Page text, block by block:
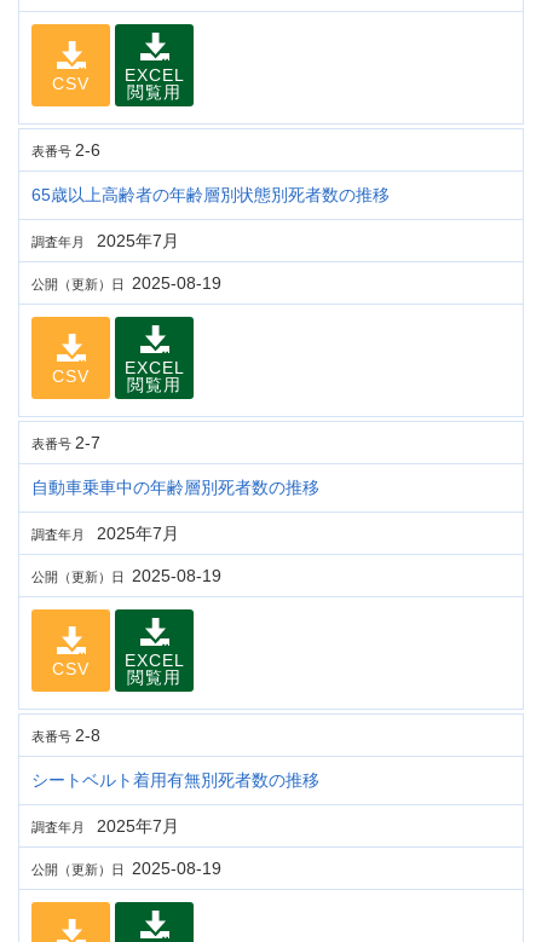
CSV
EXCEL
閲覧用
表番号 2-6
65歳以上高齢者の年齢層別状態別死者数の推移
調査年月 2025年7月
公開（更新）日 2025-08-19
CSV
EXCEL
閲覧用
表番号 2-7
自動車乗車中の年齢層別死者数の推移
調査年月 2025年7月
公開（更新）日 2025-08-19
CSV
EXCEL
閲覧用
表番号 2-8
シートベルト着用有無別死者数の推移
調査年月 2025年7月
公開（更新）日 2025-08-19